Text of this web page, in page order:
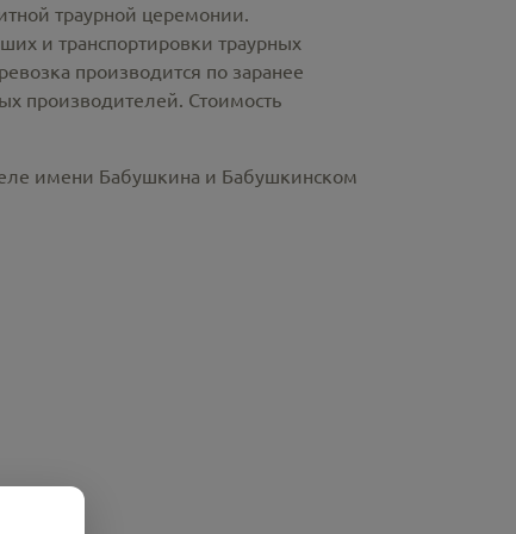
траурной церемонии.
и транспортировки траурных
производится по заранее
производителей. Стоимость
имени Бабушкина и Бабушкинском